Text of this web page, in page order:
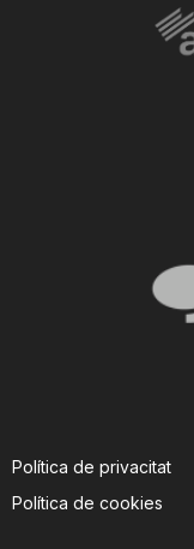
Política de privacitat
Política de cookies